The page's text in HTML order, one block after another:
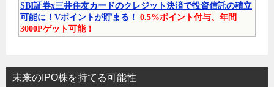
SBI証券x三井住友カードのクレジット決済で投資信託の積立
可能に！Vポイントが貯まる！ 0.5%ポイント付与、年間
3000Pゲット可能！
未来のIPO株を持てる可能性